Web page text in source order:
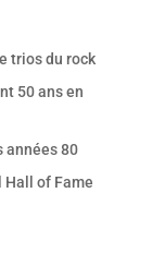
trios du rock
50 ans en
années 80
Hall of Fame